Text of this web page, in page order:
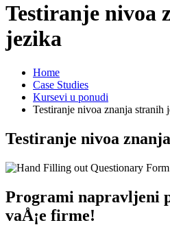
Testiranje nivoa
jezika
Home
Case Studies
Kursevi u ponudi
Testiranje nivoa znanja stranih
Testiranje nivoa
Programi napravljeni
vaÅ¡e firme!